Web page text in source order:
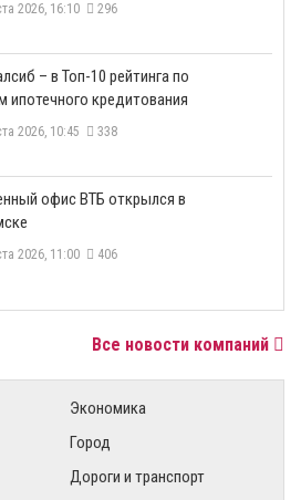
2026, 16:10 296
– в Топ-10 рейтинга по
ипотечного кредитования
2026, 10:45 338
офис ВТБ открылся в
2026, 11:00 406
Все новости компаний
Экономика
Город
Дороги и транспорт